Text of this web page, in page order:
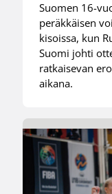
Suomen 16-
peräkkäisen
kisoissa, kun
Suomi johti
ratkaisevan
aikana.